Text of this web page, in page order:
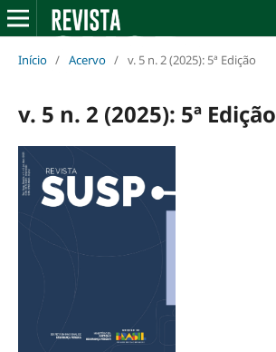
Início / Acervo / v. 5 n. 2 (2025): 5ª Edição
v. 5 n. 2 (2025): 5ª Edição